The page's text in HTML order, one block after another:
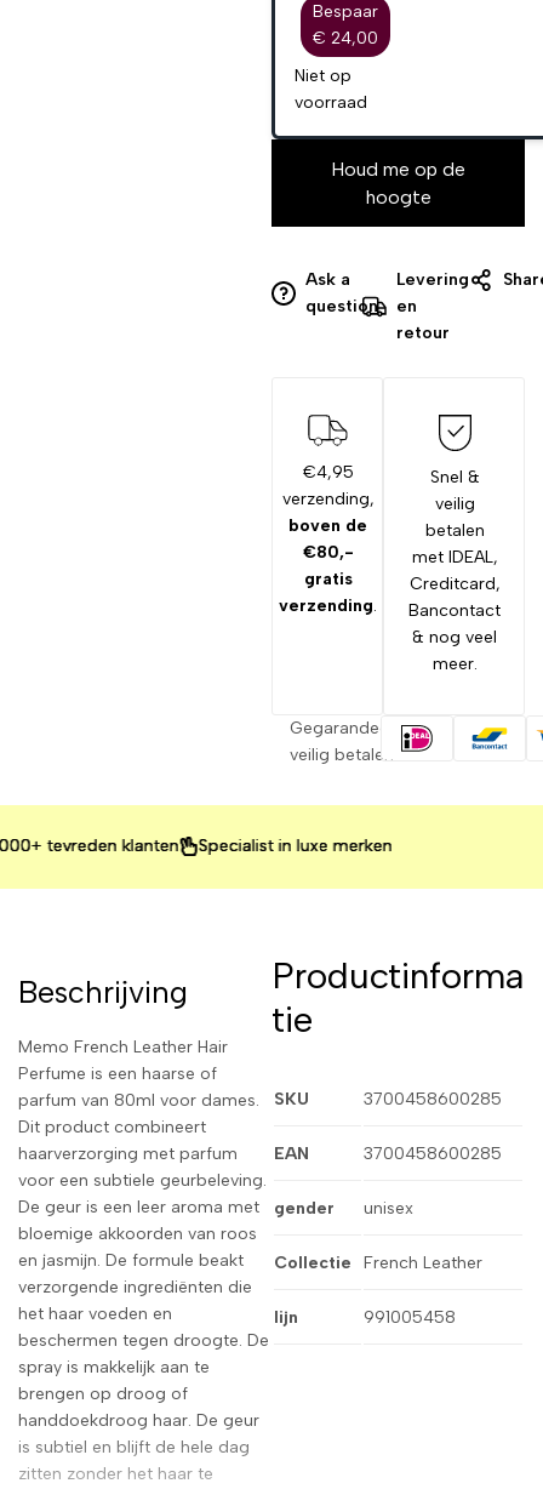
Bespaar
€ 24,00
Niet op
voorraad
Houd me op de
hoogte
Ask a
question
Levering
en
retour
€4,95
verzending,
boven de
€80,-
gratis
verzending.
Snel &
veilig
betalen
met IDEAL,
Creditcard,
Bancontact
& nog veel
meer.
Gegarandeerd
veilig betalen
tevreden klanten Specialist in luxe merken
tevreden klanten Specialist in luxe merken
tevreden klanten Specialist in luxe merken
Beschrijving
Memo French Leather Hair
Perfume is een haarse of
parfum van 80ml voor dames.
Dit product combineert
haarverzorging met parfum
voor een subtiele geurbeleving.
De geur is een leer aroma met
bloemige akkoorden van roos
en jasmijn. De formule beakt
verzorgende ingrediënten die
het haar voeden en
beschermen tegen droogte. De
spray is makkelijk aan te
brengen op droog of
handdoekdroog haar. De geur
is subtiel en blijft de hele dag
zitten zonder het haar te
Productinforma
tie
SKU 3700458600285
EAN 3700458600285
gender unisex
Collectie French Leather
lijn 991005458